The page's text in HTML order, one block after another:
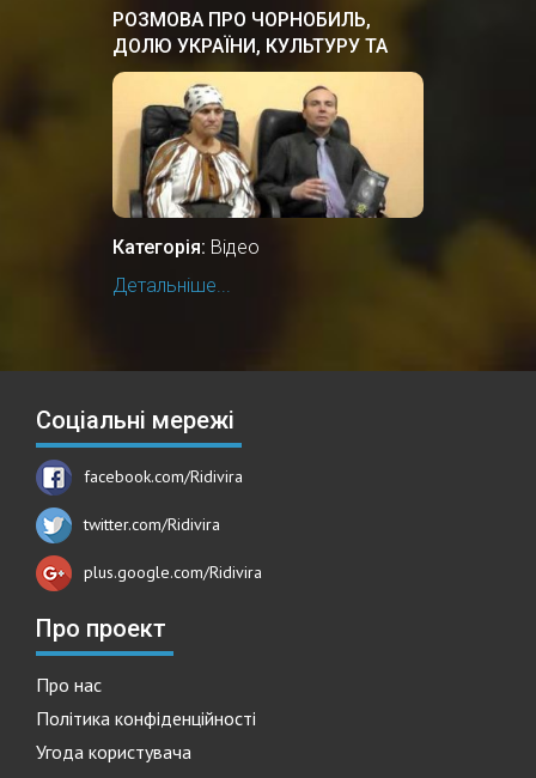
РОЗМОВА ПРО ЧОРНОБИЛЬ,
ДОЛЮ УКРАЇНИ, КУЛЬТУРУ ТА
ІСТОРІЮ
Категорія: Відео
Детальніше...
Соціальні мережі
facebook.com/Ridivira
twitter.com/Ridivira
plus.google.com/Ridivira
Про проект
Про нас
Політика конфіденційності
Угода користувача